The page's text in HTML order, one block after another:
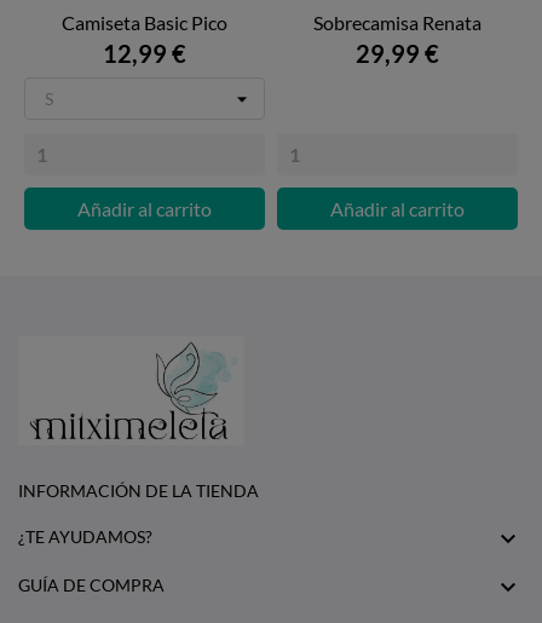
Camiseta Basic Pico
12,99 €
Añadir al carrito
Sobrecamisa Renata
29,99 €
Añadir al carrito
INFORMACIÓN DE LA TIENDA
¿TE AYUDAMOS? 
GUÍA DE COMPRA
